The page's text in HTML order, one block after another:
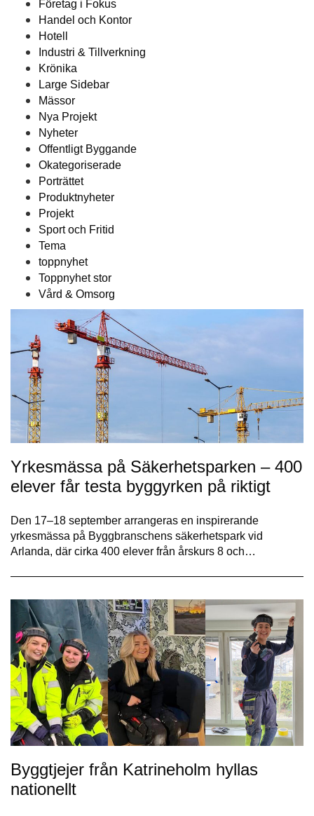
Företag i Fokus
Handel och Kontor
Hotell
Industri & Tillverkning
Krönika
Large Sidebar
Mässor
Nya Projekt
Nyheter
Offentligt Byggande
Okategoriserade
Porträttet
Produktnyheter
Projekt
Sport och Fritid
Tema
toppnyhet
Toppnyhet stor
Vård & Omsorg
Yrkesmässa på Säkerhetsparken – 400
elever får testa byggyrken på riktigt
Den 17–18 september arrangeras en inspirerande
yrkesmässa på Byggbranschens säkerhetspark vid
Arlanda, där cirka 400 elever från årskurs 8 och…
Byggtjejer från Katrineholm hyllas
nationellt